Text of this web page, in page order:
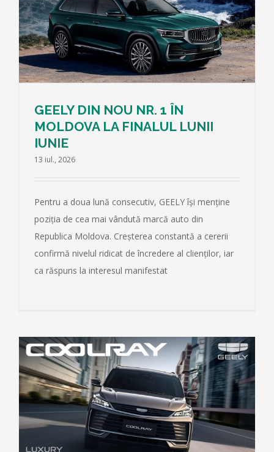
GEELY DIN NOU NR. 1 ÎN
MOLDOVA LA FINALUL LUNII
IUNIE
13 iul., 2026
Pentru a doua lună consecutiv, GEELY își menține
poziția de cea mai vândută marcă auto din
Republica Moldova. Creșterea constantă a cererii
confirmă nivelul ridicat de încredere al clienților, iar
ca răspuns la interesul manifestat